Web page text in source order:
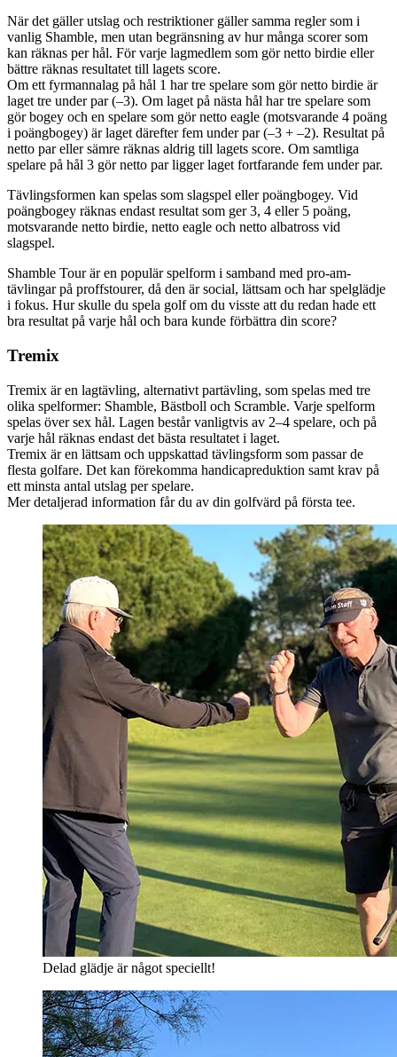
När det gäller utslag och restriktioner gäller samma regler som i
vanlig Shamble, men utan begränsning av hur många scorer som
kan räknas per hål. För varje lagmedlem som gör netto birdie eller
bättre räknas resultatet till lagets score.
Om ett fyrmannalag på hål 1 har tre spelare som gör netto birdie är
laget tre under par (–3). Om laget på nästa hål har tre spelare som
gör bogey och en spelare som gör netto eagle (motsvarande 4 poäng
i poängbogey) är laget därefter fem under par (–3 + –2). Resultat på
netto par eller sämre räknas aldrig till lagets score. Om samtliga
spelare på hål 3 gör netto par ligger laget fortfarande fem under par.
Tävlingsformen kan spelas som slagspel eller poängbogey. Vid
poängbogey räknas endast resultat som ger 3, 4 eller 5 poäng,
motsvarande netto birdie, netto eagle och netto albatross vid
slagspel.
Shamble Tour är en populär spelform i samband med pro-am-
tävlingar på proffstourer, då den är social, lättsam och har spelglädje
i fokus. Hur skulle du spela golf om du visste att du redan hade ett
bra resultat på varje hål och bara kunde förbättra din score?
Tremix
Tremix är en lagtävling, alternativt partävling, som spelas med tre
olika spelformer: Shamble, Bästboll och Scramble. Varje spelform
spelas över sex hål. Lagen består vanligtvis av 2–4 spelare, och på
varje hål räknas endast det bästa resultatet i laget.
Tremix är en lättsam och uppskattad tävlingsform som passar de
flesta golfare. Det kan förekomma handicapreduktion samt krav på
ett minsta antal utslag per spelare.
Mer detaljerad information får du av din golfvärd på första tee.
Delad glädje är något speciellt!